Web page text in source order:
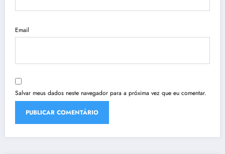
Email
Salvar meus dados neste navegador para a próxima vez que eu comentar.